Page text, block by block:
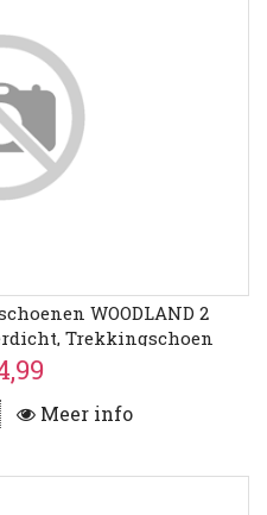
WOODLAND 2
Trekkingschoen
Meer info